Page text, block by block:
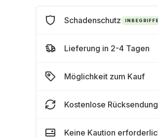
Schadenschutz
Lieferung in 2-4 Tagen
Möglichkeit zum Kauf
Kostenlose Rücksendung
Keine Kaution